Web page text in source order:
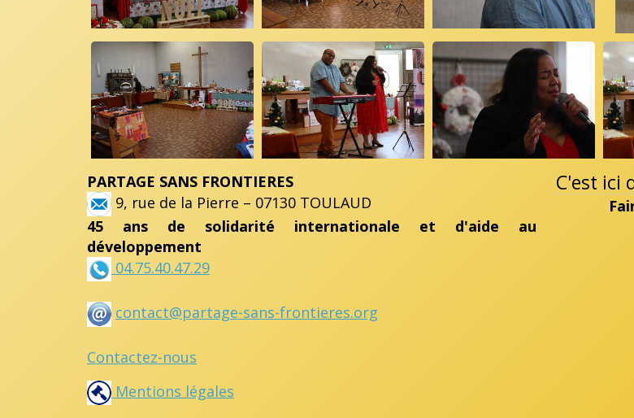
PARTAGE SANS FRONTIERES
9, rue de la Pierre – 07130 TOULAUD
45 ans de solidarité internationale et d'aide au
développement
04.75.40.47.29
contact@partage-sans-frontieres.org
Contactez-nous
Mentions légales
C'est ici